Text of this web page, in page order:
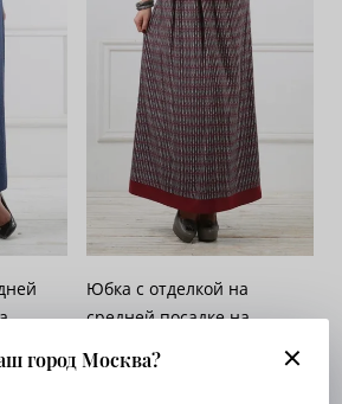
Юбка с отделкой на
средней посадке на
Арт. 097-345
город Москва?